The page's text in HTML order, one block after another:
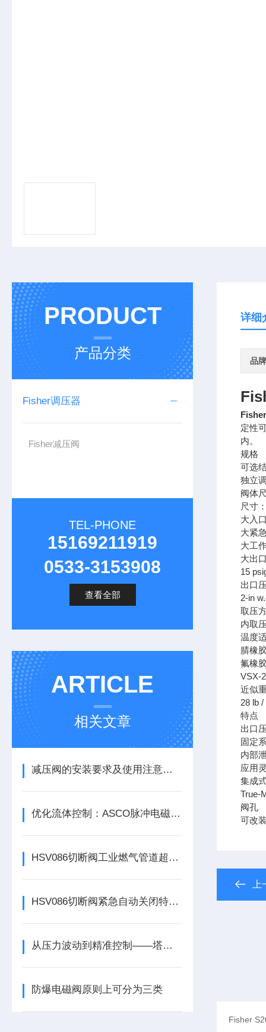
PRODUCT
产品分类
Fisher调压器
Fisher减压阀
TEL-PHONE
15169211919
0533-3153908
查看全部
ARTICLE
相关文章
减压阀的安装要求及使用注意事项
优化流体控制：ASCO脉冲电磁阀在流体管路系统中的重要作用
HSV086切断阀工业燃气管道超压泄压场景下的安全防护原理
HSV086切断阀紧急自动关闭特性保障燃气场站运行安全稳定
从压力波动到精准控制——塔塔里尼调压器，守护每一方气流
防爆电磁阀原则上可分为三类
详细
品牌
定性
内。
规格
可选
独立
阀体
尺寸
大入
大紧
大工
大出
15
出口
2-in
取压
内取
温度
腈橡
氟橡
VSX-
近似
28 lb
特点
出口
固定
内部
应用
集成
True-
阀孔
可改